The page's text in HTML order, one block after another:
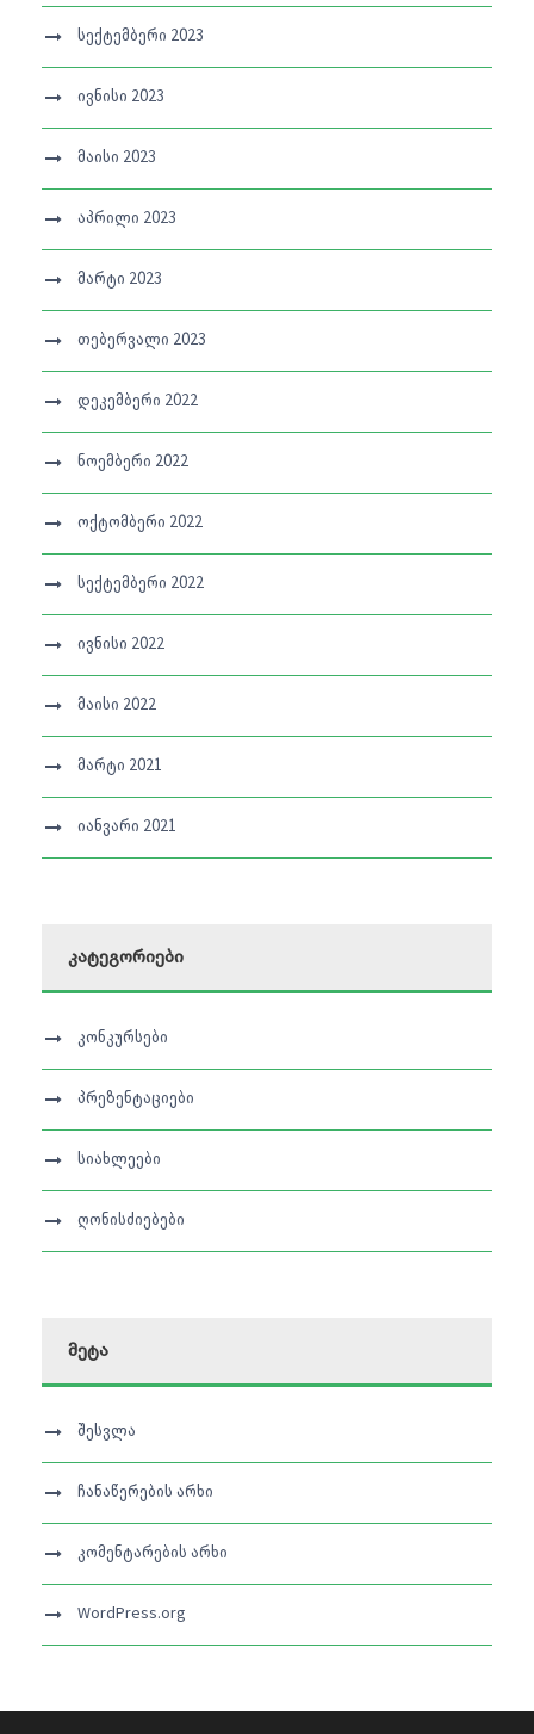
სექტემბერი 2023
ივნისი 2023
მაისი 2023
აპრილი 2023
მარტი 2023
თებერვალი 2023
დეკემბერი 2022
ნოემბერი 2022
ოქტომბერი 2022
სექტემბერი 2022
ივნისი 2022
მაისი 2022
მარტი 2021
იანვარი 2021
კატეგორიები
კონკურსები
პრეზენტაციები
სიახლეები
ღონისძიებები
მეტა
შესვლა
ჩანაწერების არხი
კომენტარების არხი
WordPress.org